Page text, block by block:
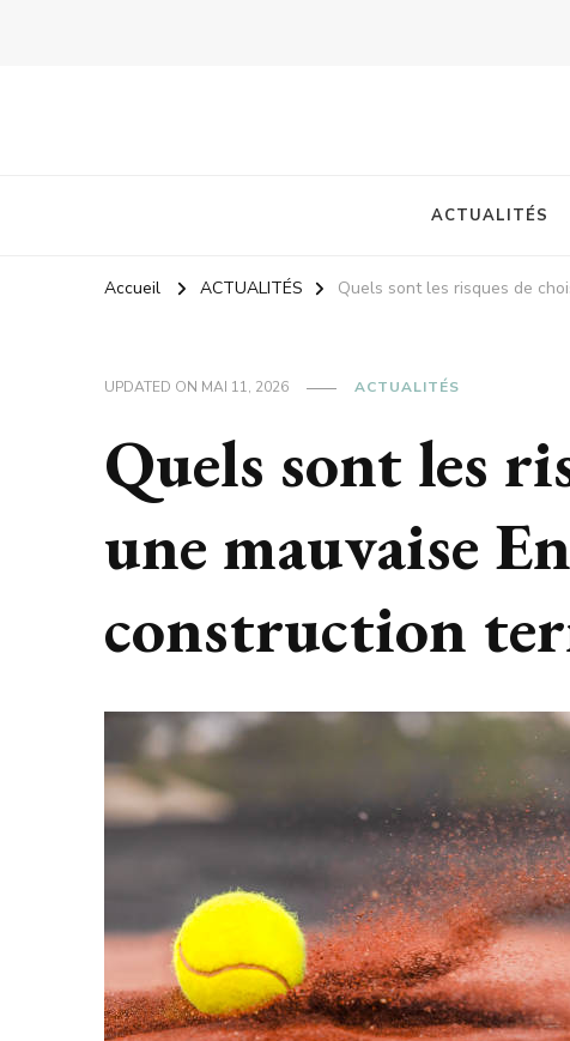
ACTUALITÉS
Accueil ACTUALITÉS Quels sont les risques de
UPDATED ON MAI 11, 2026 ACTUALITÉS
Quels sont les
une mauvaise
construction